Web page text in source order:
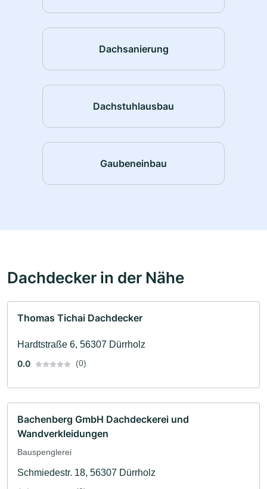
Dachsanierung
Dachstuhlausbau
Gaubeneinbau
Dachdecker in der Nähe
Thomas Tichai Dachdecker
Hardtstraße 6, 56307 Dürrholz
0.0
(0)
Bachenberg GmbH Dachdeckerei und
Wandverkleidungen
Bauspenglerei
Schmiedestr. 18, 56307 Dürrholz